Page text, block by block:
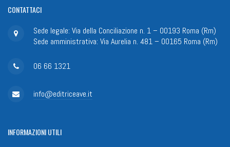
CONTATTACI
Sede legale: Via della Conciliazione n. 1 – 00193 Roma (Rm)
Sede amministrativa: Via Aurelia n. 481 – 00165 Roma (Rm)
06 66 1321
info@editriceave.it
INFORMAZIONIUTILI